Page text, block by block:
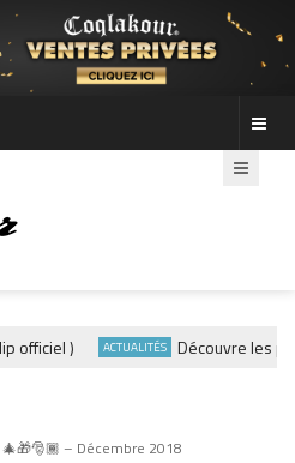
) ACTUALITÉS Découvre les photos
– Décembre 2018